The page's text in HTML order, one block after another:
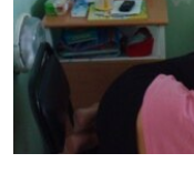
ПОБЕДИТЕЛЕЙ НЕ
КРЫМ.НЕПОКОРЕННЫЙ
ELIFBE
УКРАИНСКАЯ
ПРИСОЕДИНЯЙТЕСЬ!